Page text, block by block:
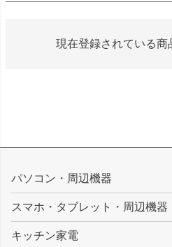
現在登録されている商
パソコン・周辺機器
スマホ・タブレット・周辺機器
キッチン家電